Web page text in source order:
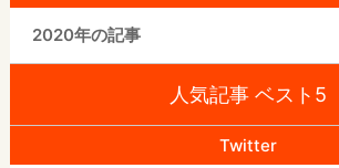
2020年の記事
人気記事 ベスト5
Twitter